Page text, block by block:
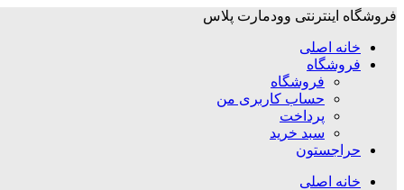
فروشگاه اینترنتی وودمارت پلاس
خانه اصلی
فروشگاه
فروشگاه
حساب کاربری من
پرداخت
سبد خرید
حراجستون
خانه اصلی